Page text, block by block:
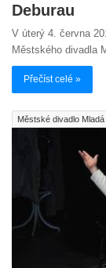
Deburau
V úterý 4. června
Městského divadla
Přečíst celé »
Městské divadlo